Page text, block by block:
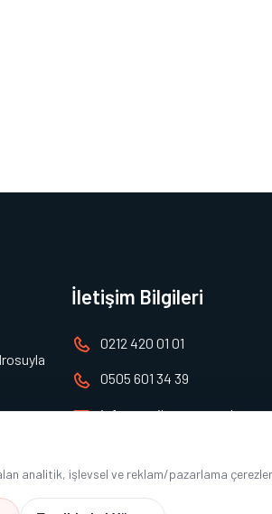
İletişim Bilgileri
0212 420 01 01
0505 601 34 39
No. 28/1
Avcılar/İstanbul
analitik, işlevsel ve reklam/pazarlama çerezleri